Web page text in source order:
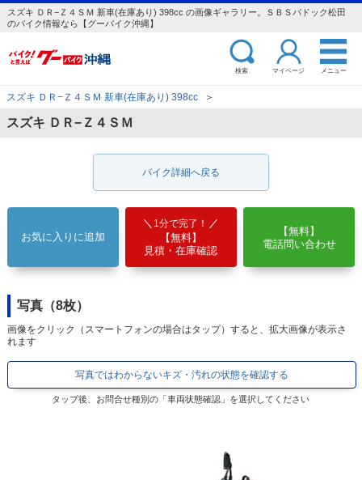
スズキ ＤＲ−Ｚ４ＳＭ 新車(在庫あり) 398cc の画像ギャラリー。ＳＢＳパドック松田
のバイク情報なら【グーバイク沖縄】
検索 マイページ メニュー
スズキ ＤＲ−Ｚ４ＳＭ 新車(在庫あり) 398cc ＞
スズキ ＤＲ−Ｚ４ＳＭ
バイク詳細へ戻る
お気に入りに追加
1分で完了！
【無料】
見積・在庫確認
【無料】
電話問い合わせ
写真（8枚）
画像をクリック（スマートフォンの場合はタップ）すると、拡大画像が表示さ
れます
写真ではわからないキズ・汚れの状態を確認する
タップ後、お問合せ種別の「車両状態確認」を選択してください